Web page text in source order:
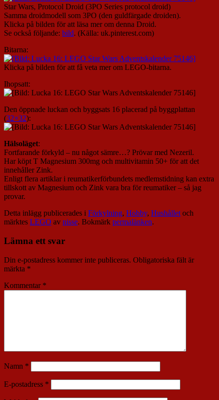
Star Wars, Protocol Droid (3PO Series protocol droid)
Samma droidmodell som 3PO (den guldfärgade droiden).
Klicka på bilden för att läsa mer om denna Droid.
Se också följande: bild. (Källa: uk.pinterest.com)
Bitarna:
Klicka på bilden för att få veta mer om LEGO-bitarna.
Ihopsatt:
Den öppnade luckan och byggsats 16 placerad på byggplattan
(32×32):
Hälsoläget:
Fortfarande förkyld – nu något sämre…? Prövar med Nezeril.
Har köpt T Magnesium 300mg och multivitamin 50+ för att det
innehåller Zink.
Enligt flera artiklar i reumatikerförbundets medlemstidning kan extra
tillskott av Magnesium och Zink vara bra för reumatiker – så jag
provar.
Detta inlägg publicerades i Förkylning, Hobby, Hushålletoch
märktes LEGO av nisse. Bokmärk permalänken.
Lämna ett svar
Din e-postadress kommer inte publiceras. Obligatoriska fält är
märkta *
Kommentar *
Namn *
E-postadress *